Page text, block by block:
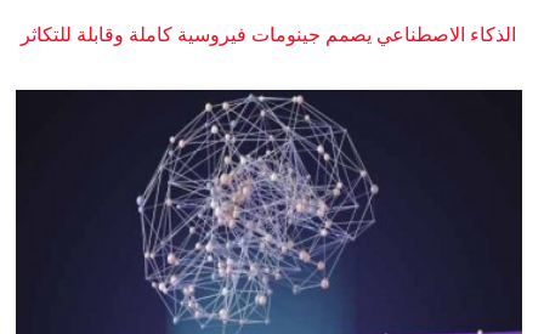
الذكاء الاصطناعي يصمم جينومات فيروسية كاملة وقابلة للتكاثر